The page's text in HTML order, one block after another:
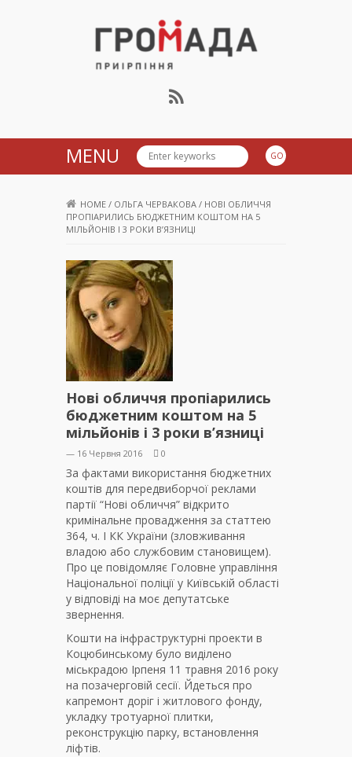
Громада Приірпіння
MENU
HOME / ОЛЬГА ЧЕРВАКОВА / НОВІ ОБЛИЧЧЯ
ПРОПІАРИЛИСЬ БЮДЖЕТНИМ КОШТОМ НА 5
МІЛЬЙОНІВ І 3 РОКИ В’ЯЗНИЦІ
Нові обличчя пропіарились
бюджетним коштом на 5
мільйонів і 3 роки в’язниці
— 16 Червня 2016 0
За фактами використання бюджетних
коштів для передвиборчої реклами
партії “Нові обличчя” відкрито
кримінальне провадження за статтею
364, ч. І КК України (зловживання
владою або службовим становищем).
Про це повідомляє Головне управління
Національної поліції у Київській області
у відповіді на моє депутатське
звернення.
Кошти на інфраструктурні проекти в
Коцюбинському було виділено
міськрадою Ірпеня 11 травня 2016 року
на позачерговій сесії. Йдеться про
капремонт доріг і житлового фонду,
укладку тротуарної плитки,
реконструкцію парку, встановлення
ліфтів.